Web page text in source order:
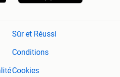
Sûr et Réussi
Conditions
Cookies